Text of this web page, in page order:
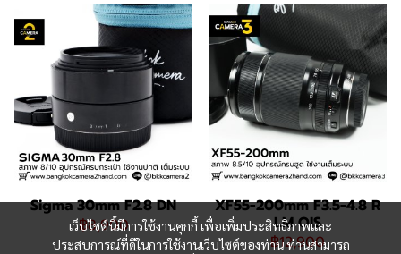
Sigma 30mm F2.8 DN
฿8,900
XF55-200mm F3.5-4.8 R
LM OIS
฿12,900
เว็บไซต์นี้มีการใช้งานคุกกี้ เพื่อเพิ่มประสิทธิภาพและ
ประสบการณ์ที่ดีในการใช้งานเว็บไซต์ของท่าน ท่านสามารถ